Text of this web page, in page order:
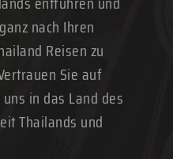
nach Ihren
Reisen zu
Sie auf
in das Land des
Thailands und